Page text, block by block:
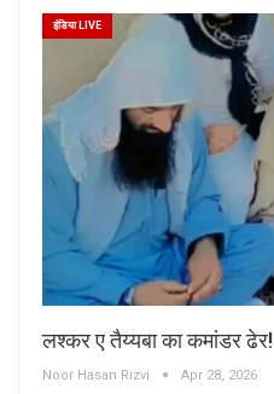
इंडिया LIVE
लश्कर ए तैय्यबा का कमांडर ढेर!
Noor Hasan Rizvi Apr 28, 2026